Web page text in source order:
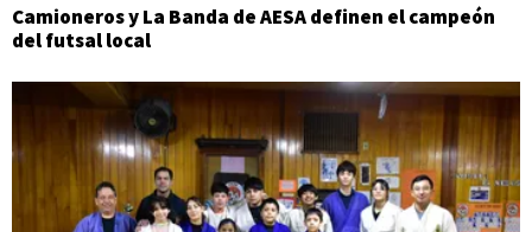
Camioneros y La Banda de AESA definen el campeón
del futsal local